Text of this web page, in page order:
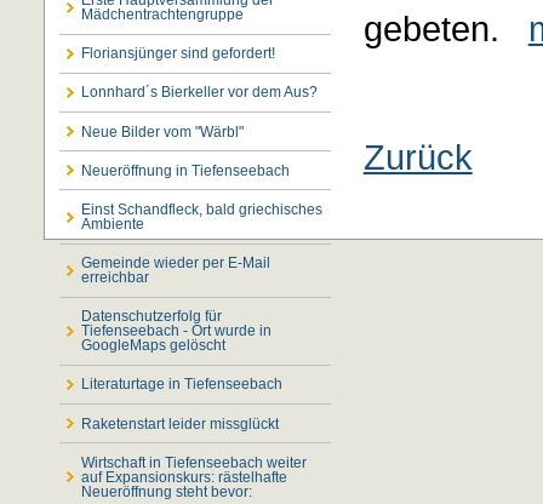
Mädchentrachtengruppe
Floriansjünger sind gefordert!
Lonnhard´s Bierkeller vor dem Aus?
Neue Bilder vom "Wärbl"
Neueröffnung in Tiefenseebach
Einst Schandfleck, bald griechisches
Ambiente
Gemeinde wieder per E-Mail
erreichbar
Datenschutzerfolg für
Tiefenseebach - Ort wurde in
GoogleMaps gelöscht
Literaturtage in Tiefenseebach
Raketenstart leider missglückt
Wirtschaft in Tiefenseebach weiter
auf Expansionskurs: rästelhafte
Neueröffnung steht bevor:
gebeten.
Zurück